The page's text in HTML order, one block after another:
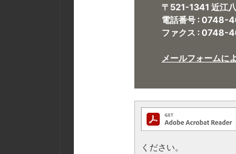
〒521-1341 近江
電話番号 : 0748-
ファクス : 0748-
メールフォームに
ください。